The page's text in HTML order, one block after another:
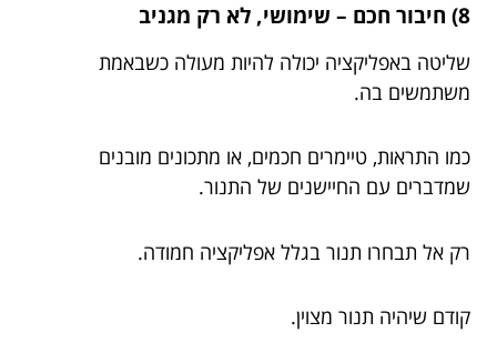
8) חיבור חכם – שימושי, לא רק מגניב
שליטה באפליקציה יכולה להיות מעולה כשבאמת
משתמשים בה.
כמו התראות, טיימרים חכמים, או מתכונים מובנים
שמדברים עם החיישנים של התנור.
רק אל תבחרו תנור בגלל אפליקציה חמודה.
קודם שיהיה תנור מצוין.